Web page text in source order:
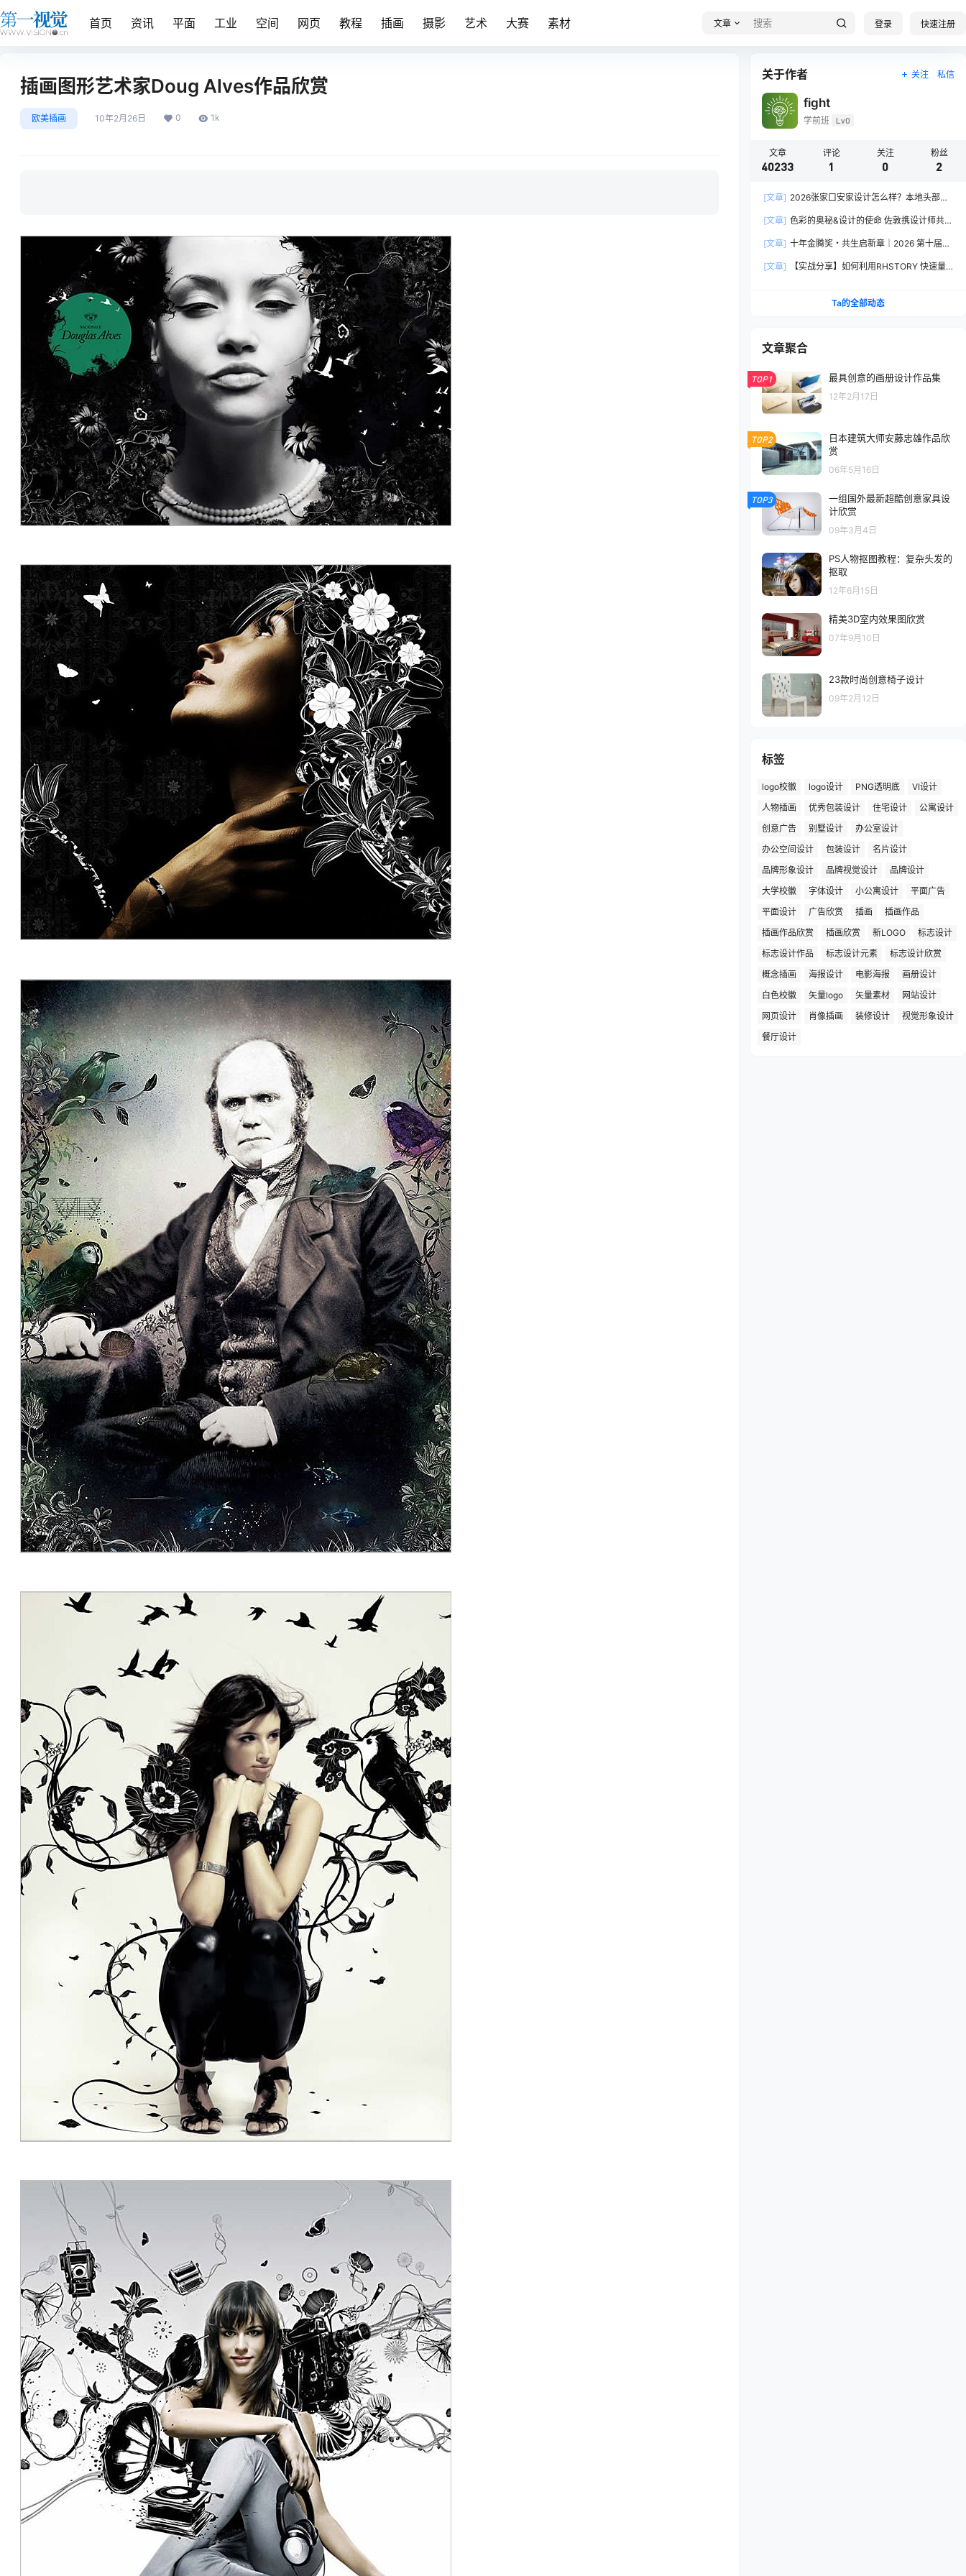
首页 资讯 平面 工业 空间 网页 教程 插画 摄影 艺术 大赛 素材 文章 登录 快速注册
插画图形艺术家Doug Alves作品欣赏
欧美插画 10年2月26日 0 1k
关于作者 关注 私信
fight
学前班 Lv0
文章
40233
评论
1
关注
0
粉丝
2
[文章] 2026张家口安家设计怎么样？本地头部全
[文章] 色彩的奥秘&设计的使命 佐敦携设计师共探
[文章] 十年金腾奖・共生启新章｜2026 第十届金
[文章]
【实战分享】如何利用RHSTORY 快速量
Ta的全部动态
文章聚合
TOP1 最具创意的画册设计作品集
12年2月17日
TOP2
日本建筑大师安藤忠雄作品欣
赏
06年5月16日
TOP3
一组国外最新超酷创意家具设
计欣赏
09年3月4日
PS人物抠图教程：复杂头发的
抠取
12年6月15日
精美3D室内效果图欣赏
07年9月10日
23款时尚创意椅子设计
09年2月12日
标签
logo校徽 logo设计 PNG透明底
VI设计
人物插画
优秀包装设计 住宅设计
公寓设计
创意广告
别墅设计
办公室设计
办公空间设计
包装设计
名片设计
品牌形象设计
品牌视觉设计
品牌设计
大学校徽
字体设计 小公寓设计
平面广告
平面设计
广告欣赏 插画
插画作品
插画作品欣赏
插画欣赏 新LOGO
标志设计
标志设计作品
标志设计元素
标志设计欣赏
概念插画
海报设计 电影海报
画册设计
白色校徽
矢量logo 矢量素材
网站设计
网页设计
肖像插画 装修设计
视觉形象设计
餐厅设计